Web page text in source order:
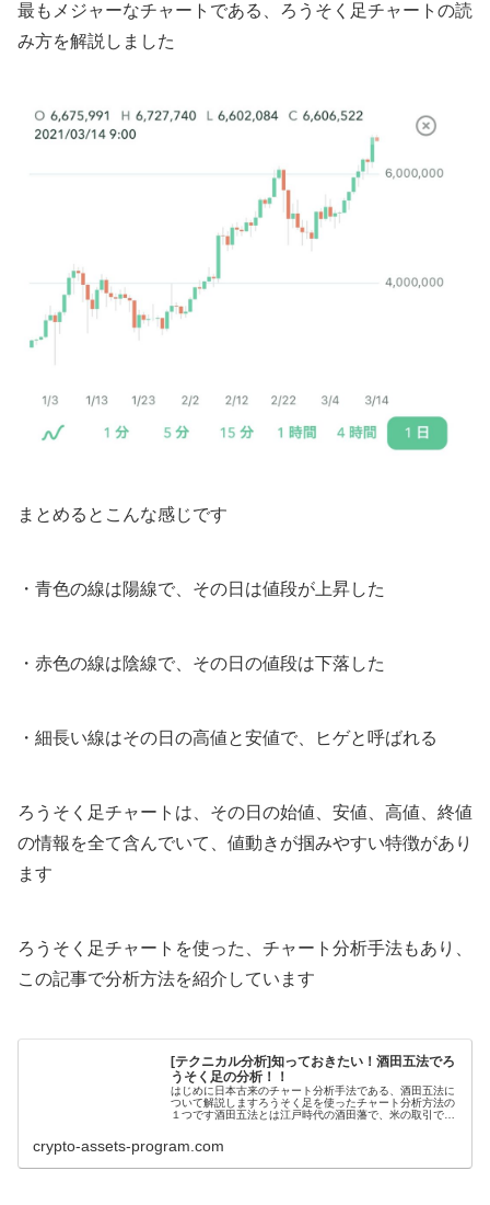
最もメジャーなチャートである、ろうそく足チャートの読
み方を解説しました
まとめるとこんな感じです
・青色の線は陽線で、その日は値段が上昇した
・赤色の線は陰線で、その日の値段は下落した
・細長い線はその日の高値と安値で、ヒゲと呼ばれる
ろうそく足チャートは、その日の始値、安値、高値、終値
の情報を全て含んでいて、値動きが掴みやすい特徴があり
ます
ろうそく足チャートを使った、チャート分析手法もあり、
この記事で分析方法を紹介しています
[テクニカル分析]知っておきたい！酒田五法でろ
うそく足の分析！！
はじめに日本古来のチャート分析手法である、酒田五法に
ついて解説しますろうそく足を使ったチャート分析方法の
１つです酒田五法とは江戸時代の酒田藩で、米の取引で活
crypto-assets-program.com